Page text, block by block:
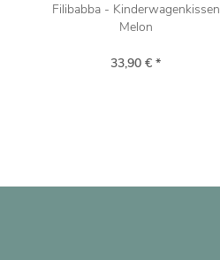
Filibabba - Kinderwagenkissen
Melon
33,90 € *